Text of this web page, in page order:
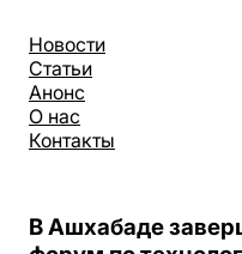
Новости
Статьи
Анонс
О нас
Контакты
В Ашхабаде